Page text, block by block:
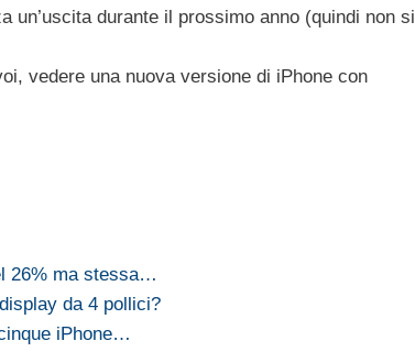
un’uscita durante il prossimo anno (quindi non si
vedere una nuova versione di iPhone con
26% ma stessa…
da 4 pollici?
iPhone…